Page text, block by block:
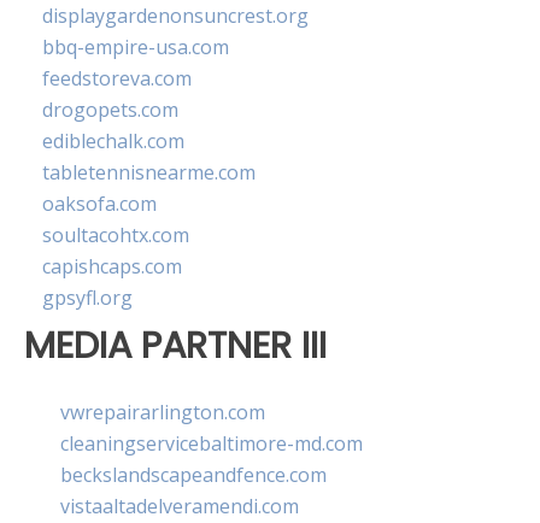
displaygardenonsuncrest.org
bbq-empire-usa.com
feedstoreva.com
drogopets.com
ediblechalk.com
tabletennisnearme.com
oaksofa.com
soultacohtx.com
capishcaps.com
gpsyfl.org
MEDIA PARTNER III
vwrepairarlington.com
cleaningservicebaltimore-md.com
beckslandscapeandfence.com
vistaaltadelveramendi.com